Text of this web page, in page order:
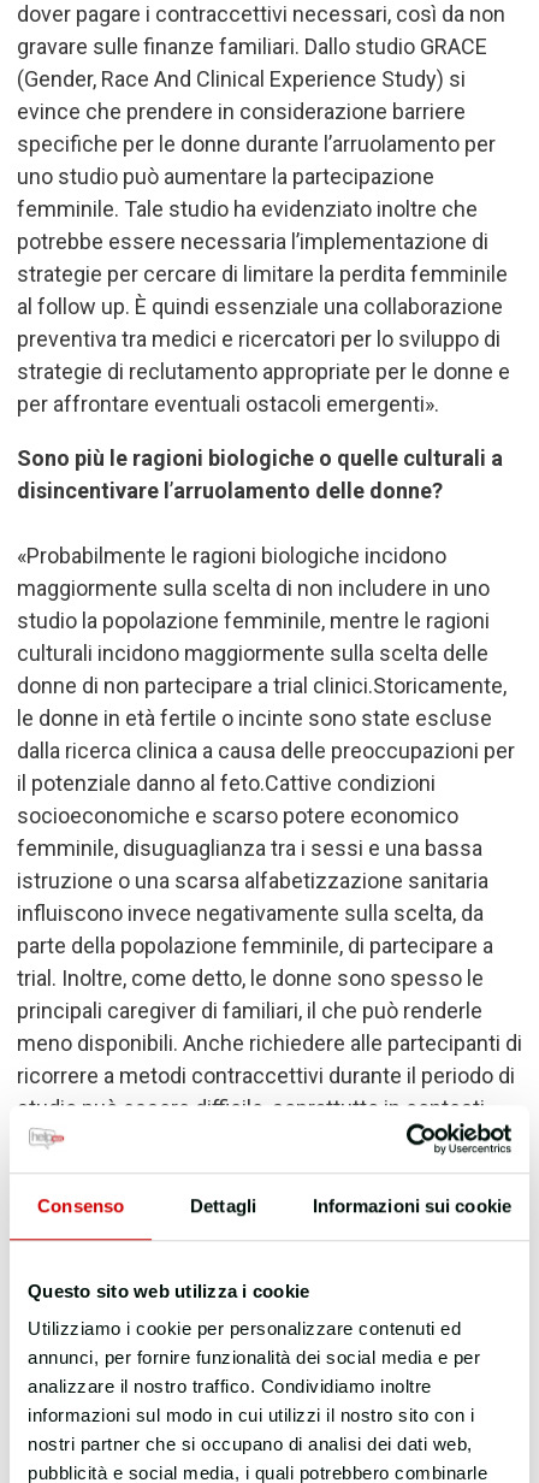
Consenso Dettagli Informazioni sui cookie
Questo sito web utilizza i cookie
Utilizziamo i cookie per personalizzare contenuti ed
annunci, per fornire funzionalità dei social media e per
analizzare il nostro traffico. Condividiamo inoltre
informazioni sul modo in cui utilizzi il nostro sito con i
nostri partner che si occupano di analisi dei dati web,
pubblicità e social media, i quali potrebbero combinarle
dover pagare i contraccettivi necessari, così da non
gravare sulle finanze familiari. Dallo studio GRACE
(Gender, Race And Clinical Experience Study) si
evince che prendere in considerazione barriere
specifiche per le donne durante l ’arruolamento per
uno studio può aumentare la partecipazione
femminile. Tale studio ha evidenziato inoltre che
potrebbe essere necessaria l ’implementazione di
strategie per cercare di limitare la perdita femminile
al follow up. È quindi essenziale una collaborazione
preventiva tra medici e ricercatori per lo sviluppo di
strategie di reclutamento appropriate per le donne e
per affrontare eventuali ostacoli emergenti».
Sono più le ragioni biologiche o quelle culturali a
disincentivare l ’arruolamento delle donne?
«Probabilmente le ragioni biologiche incidono
maggiormente sulla scelta di non includere in uno
studio la popolazione femminile, mentre le ragioni
culturali incidono maggiormente sulla scelta delle
donne di non partecipare a trial clinici.Storicamente,
le donne in età fertile o incinte sono state escluse
dalla ricerca clinica a causa delle preoccupazioni per
il potenziale danno al feto.Cattive condizioni
socioeconomiche e scarso potere economico
femminile, disuguaglianza tra i sessi e una bassa
istruzione o una scarsa alfabetizzazione sanitaria
influiscono invece negativamente sulla scelta, da
parte della popolazione femminile, di partecipare a
trial. Inoltre, come detto, le donne sono spesso le
principali caregiver di familiari, il che può renderle
meno disponibili. Anche richiedere alle partecipanti di
ricorrere a metodi contraccettivi durante il periodo di
studio può essere difficile, soprattutto in contesti
culturali in cui la fertilità delle donne è un importante
fattore sociale».
Differenze di sesso e genere nella epidemiologia,
nella sintomatologia e nella progressione sono state
notate in molte condizioni patologiche, così come
sono state notate differenze nella farmacocinetica e
nella farmacodinamica dei farmaci, con conseguenti